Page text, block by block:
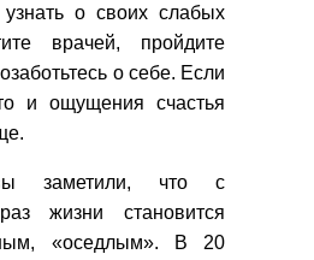
о своих слабых
врачей, пройдите
о себе. Если
и ощущения счастья
заметили, что с
жизни становится
«оседлым». В 20